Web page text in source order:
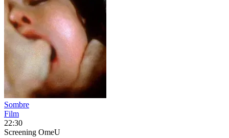
Sombre
Film
22:30
Screening OmeU